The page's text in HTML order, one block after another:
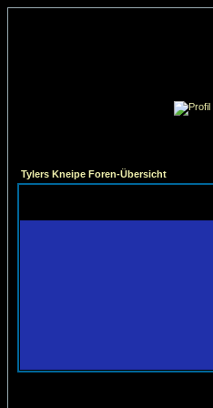
Tylers Kneipe Foren-Übersicht